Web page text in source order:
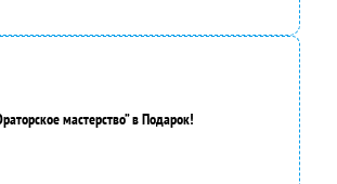
мастерство” в Подарок!